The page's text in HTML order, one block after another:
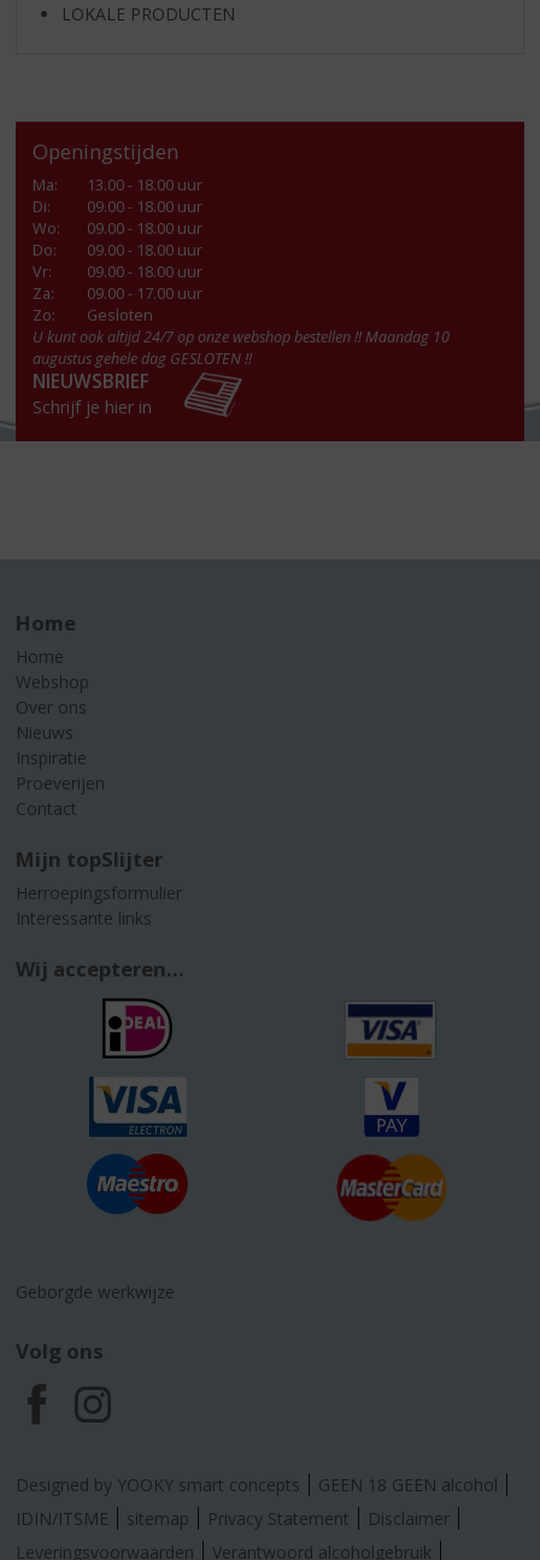
LOKALE PRODUCTEN
Openingstijden
Ma:
13.00 - 18.00 uur
Di:
09.00 - 18.00 uur
Wo:
09.00 - 18.00 uur
Do:
09.00 - 18.00 uur
Vr:
09.00 - 18.00 uur
Za:
09.00 - 17.00 uur
Zo:
Gesloten
U kunt ook altijd 24/7 op onze webshop bestellen !! Maandag 10
augustus gehele dag GESLOTEN !!
NIEUWSBRIEF
Schrijf je hier in
Home
Home
Webshop
Over ons
Nieuws
Inspiratie
Proeverijen
Contact
Mijn topSlijter
Herroepingsformulier
Interessante links
Wij accepteren...
Geborgde werkwijze
Volg ons
F
a
c
I
n
s
Designed by YOOKY smart concepts
GEEN 18 GEEN alcohol
IDIN/ITSME
sitemap Privacy Statement
Disclaimer
Leveringsvoorwaarden
Verantwoord alcoholgebruik